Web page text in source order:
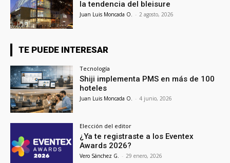
la tendencia del bleisure
Juan Luis Moncada O. - 2 agosto, 2026
TE PUEDE INTERESAR
Tecnología
Shiji implementa PMS en más de 100
hoteles
Juan Luis Moncada O. - 4 junio, 2026
Elección del editor
¿Ya te registraste a los Eventex
Awards 2026?
Vero Sánchez G. - 29 enero, 2026